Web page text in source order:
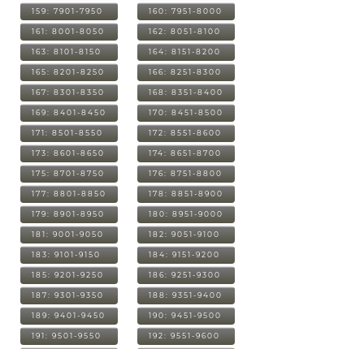
159: 7901-7950 160: 7951-8000
161: 8001-8050 162: 8051-8100
163: 8101-8150 164: 8151-8200
165: 8201-8250 166: 8251-8300
167: 8301-8350 168: 8351-8400
169: 8401-8450 170: 8451-8500
171: 8501-8550 172: 8551-8600
173: 8601-8650 174: 8651-8700
175: 8701-8750 176: 8751-8800
177: 8801-8850 178: 8851-8900
179: 8901-8950 180: 8951-9000
181: 9001-9050 182: 9051-9100
183: 9101-9150 184: 9151-9200
185: 9201-9250 186: 9251-9300
187: 9301-9350 188: 9351-9400
189: 9401-9450 190: 9451-9500
191: 9501-9550 192: 9551-9600